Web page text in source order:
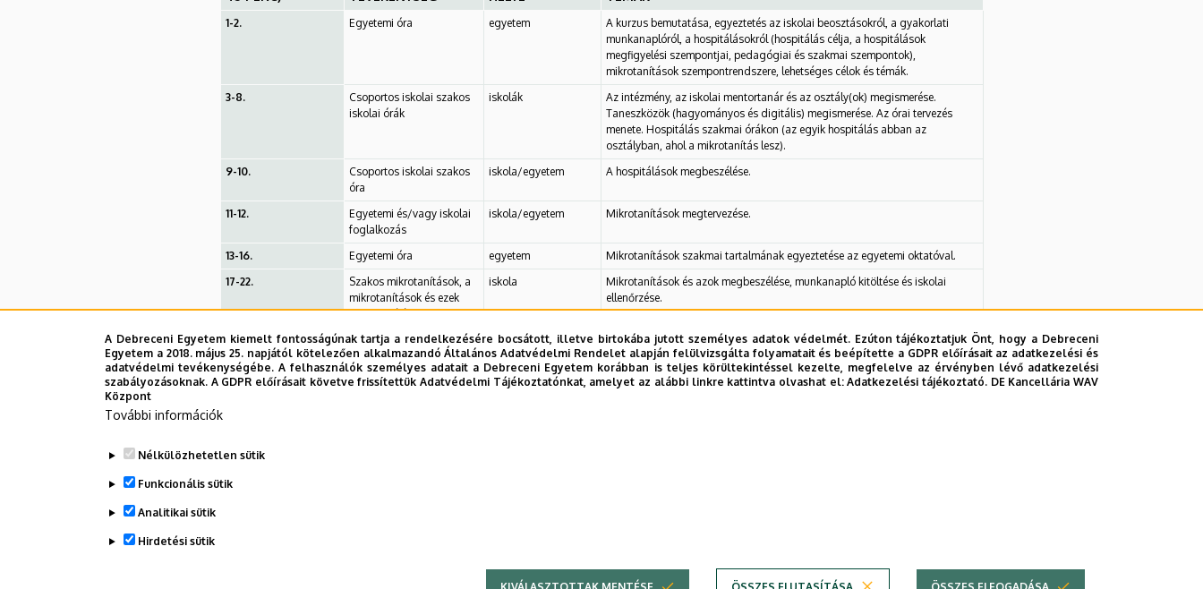
1-2. Egyetemi óra egyetem
A kurzus bemutatása, egyeztetés az iskolai beosztásokról, a gyakorlati
munkanaplóról, a hospitálásokról (hospitálás célja, a hospitálások
megfigyelési szempontjai, pedagógiai és szakmai szempontok),
mikrotanítások szempontrendszere, lehetséges célok és témák.
3-8.
Csoportos iskolai szakos
iskolai órák
iskolák
Az intézmény, az iskolai mentortanár és az osztály(ok) megismerése.
Taneszközök (hagyományos és digitális) megismerése. Az órai tervezés
menete. Hospitálás szakmai órákon (az egyik hospitálás abban az
osztályban, ahol a mikrotanítás lesz).
9-10.
Csoportos iskolai szakos
óra
iskola/egyetem A hospitálások megbeszélése.
11-12.
Egyetemi és/vagy iskolai
foglalkozás
iskola/egyetem Mikrotanítások megtervezése.
13-16. Egyetemi óra egyetem
Mikrotanítások szakmai tartalmának egyeztetése az egyetemi oktatóval.
17-22.
Szakos mikrotanítások, a
mikrotanítások és ezek
megbeszélése.
iskola
Mikrotanítások és azok megbeszélése, munkanapló kitöltése és iskolai
ellenőrzése.
23-26. Egyetemi óra egyetem
Mikrotanítások szakmai és szakmódszertani átbeszélése, reflexiók a
mikrotanításokra. Külön egyeztetés a mikrotanításról különleges
bánásmódot igényő gyerekek esetében. A gyakorlat összegzése,
osztályozás.
A gyakorlathoz tartozó dokumentumok:
Kisgyakorlat értékelő lapja
A Debreceni Egyetem kiemelt fontosságúnak tartja a rendelkezésére bocsátott, illetve birtokába jutott személyes adatok védelmét. Ezúton tájékoztatjuk Önt, hogy a Debreceni
Egyetem a 2018. május 25. napjától kötelezően alkalmazandó Általános Adatvédelmi Rendelet alapján felülvizsgálta folyamatait és beépítette a GDPR előírásait az adatkezelési és
adatvédelmi tevékenységébe. A felhasználók személyes adatait a Debreceni Egyetem korábban is teljes körültekintéssel kezelte, megfelelve az érvényben lévő adatkezelési
szabályozásoknak. A GDPR előírásait követve frissítettük Adatvédelmi Tájékoztatónkat, amelyet az alábbi linkre kattintva olvashat el:Adatkezelési tájékoztató. DE Kancellária WAV
Központ
További információk
Nélkülözhetetlen sütik
Funkcionális sütik
Analitikai sütik
Hirdetési sütik
KIVÁLASZTOTTAK MENTÉSE ÖSSZES ELUTASÍTÁSA ÖSSZES ELFOGADÁSA